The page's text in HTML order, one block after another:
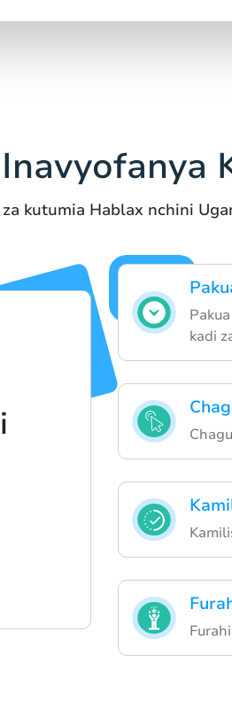
kutumia Hablax nchini
kadi